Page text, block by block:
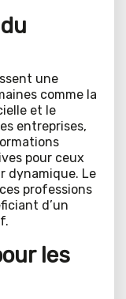
une
comme la
et le
entreprises,
pour ceux
dynamique. Le
professions
d’un
les